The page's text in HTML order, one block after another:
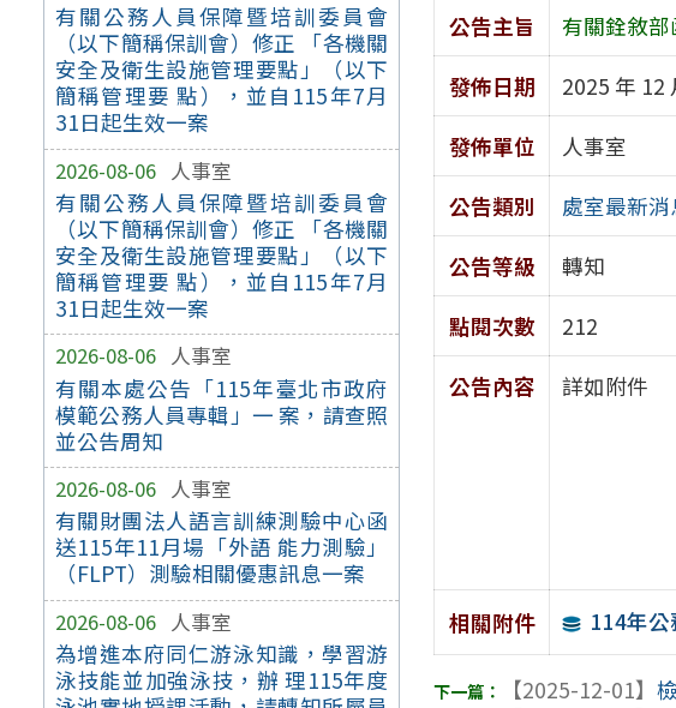
有關公務人員保障暨培訓委員會
（以下簡稱保訓會）修正 「各機關
安全及衛生設施管理要點」（以下
簡稱管理要 點），並自115年7月
31日起生效一案
2026-08-06 人事室
有關公務人員保障暨培訓委員會
（以下簡稱保訓會）修正 「各機關
安全及衛生設施管理要點」（以下
簡稱管理要 點），並自115年7月
31日起生效一案
2026-08-06 人事室
有關本處公告「115年臺北市政府
模範公務人員專輯」一 案，請查照
並公告周知
2026-08-06 人事室
有關財團法人語言訓練測驗中心函
送115年11月場「外語 能力測驗」
（FLPT）測驗相關優惠訊息一案
2026-08-06 人事室
為增進本府同仁游泳知識，學習游
泳技能並加強泳技，辦 理115年度
公告主旨
有關銓敘
發佈日期
2025 年 12
發佈單位
人事室
公告類別
處室最新消
公告等級
轉知
點閱次數
212
公告內容
詳如附件
相關附件 114年
【2025-12-01】